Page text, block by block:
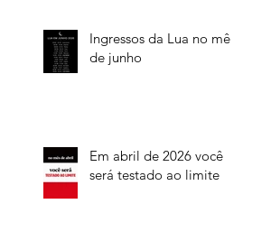
Ingressos da Lua no mês
de junho
Em abril de 2026 você
será testado ao limite